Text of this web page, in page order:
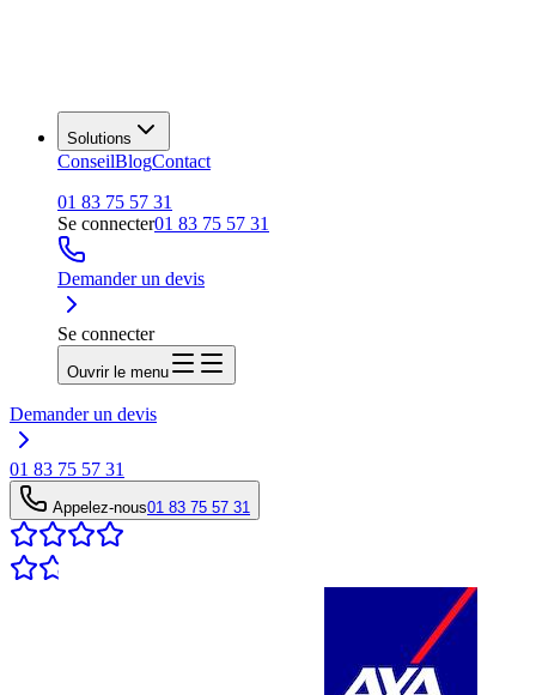
Solutions
ConseilBlogContact
01 83 75 57 31
Se connecter01 83 75 57 31
Demander un devis
Se connecter
Ouvrir le menu
Demander un devis
01 83 75 57 31
Appelez-nous01 83 75 57 31